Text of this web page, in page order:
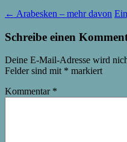
← Arabesken – mehr davon
Schreibe einen
Deine E-Mail-Adresse wird
Felder sind mit * markiert
Kommentar *